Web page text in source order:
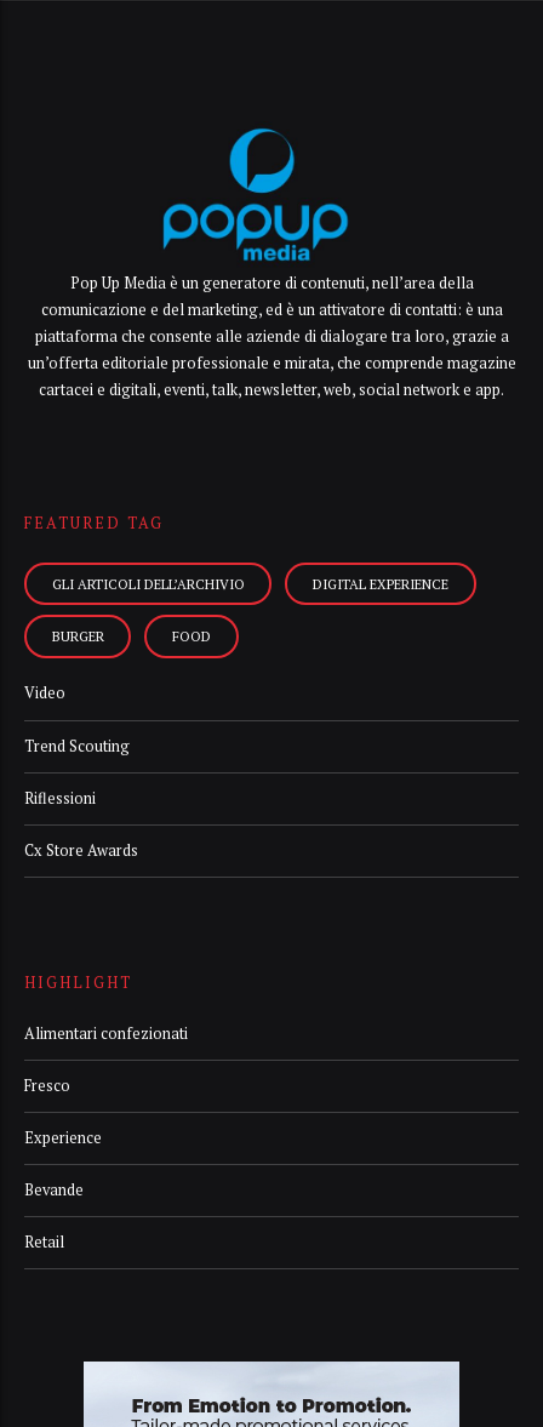
Pop Up Media è un generatore di contenuti, nell’area della
comunicazione e del marketing, ed è un attivatore di contatti: è una
piattaforma che consente alle aziende di dialogare tra loro, grazie a
un’offerta editoriale professionale e mirata, che comprende magazine
cartacei e digitali, eventi, talk, newsletter, web, social network e app.
FEATURED TAG
GLI ARTICOLI DELL’ARCHIVIO DIGITAL EXPERIENCE
BURGER FOOD
Video
Trend Scouting
Riflessioni
Cx Store Awards
HIGHLIGHT
Alimentari confezionati
Fresco
Experience
Bevande
Retail